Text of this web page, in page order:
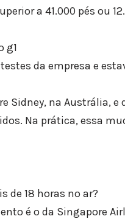
a 41.000 pés ou
g1
da empresa e
Sidney, na Austrália, e
Na prática, essa
de 18 horas no ar?
é o da Singapore